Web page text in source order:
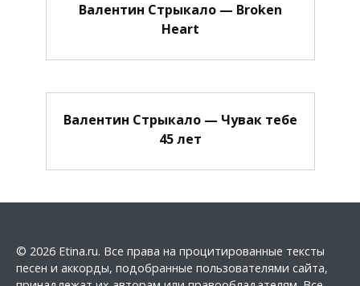
Валентин Стрыкало — Broken
Heart
Валентин Стрыкало — Чувак тебе
45 лет
© 2026 Etina.ru. Все права на процитированные тексты
песен и аккорды, подобранные пользователями сайта,